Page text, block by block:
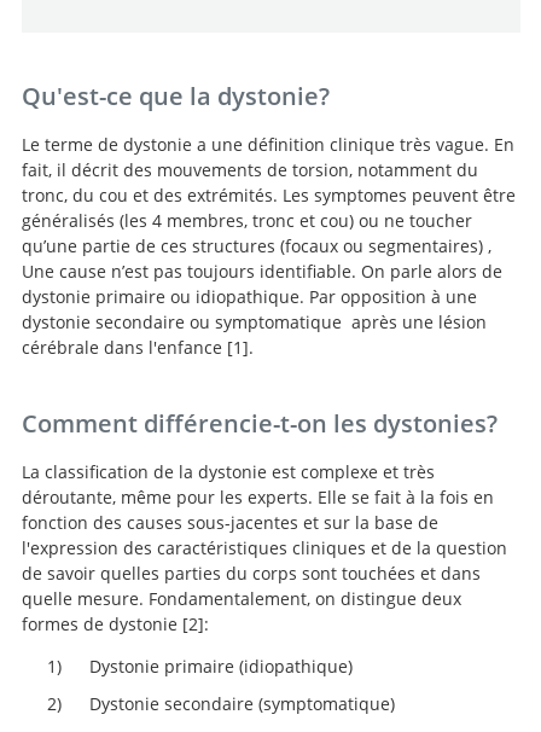
Qu'est-ce que la dystonie?
Le terme de dystonie a une définition clinique très vague. En
fait, il décrit des mouvements de torsion, notamment du
tronc, du cou et des extrémités. Les symptomes peuvent être
généralisés (les 4 membres, tronc et cou) ou ne toucher
qu’une partie de ces structures (focaux ou segmentaires) ,
Une cause n’est pas toujours identifiable. On parle alors de
dystonie primaire ou idiopathique. Par opposition à une
dystonie secondaire ou symptomatique après une lésion
cérébrale dans l'enfance 1 .
Comment différencie-t-on les dystonies?
La classification de la dystonie est complexe et très
déroutante, même pour les experts. Elle se fait à la fois en
fonction des causes sous-jacentes et sur la base de
l'expression des caractéristiques cliniques et de la question
de savoir quelles parties du corps sont touchées et dans
quelle mesure. Fondamentalement, on distingue deux
formes de dystonie 2
Fahn S. Concept and classification of dystonia. Adv
Neurol 1988;50:1-8.
:
Dystonie primaire (idiopathique)
Dystonie secondaire (symptomatique)